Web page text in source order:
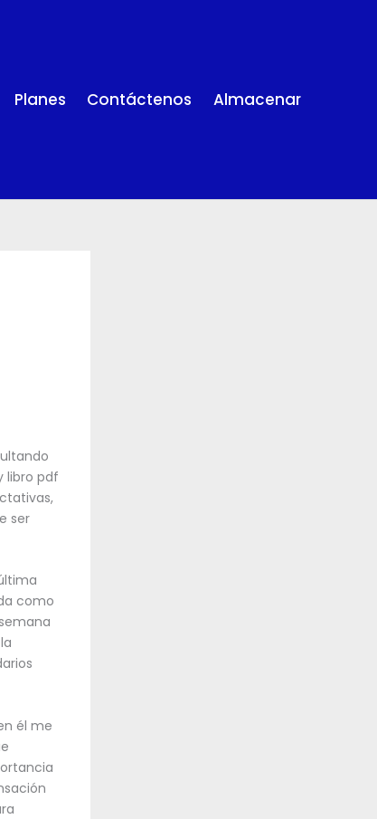
Planes Contáctenos Almacenar
libro pdf
ser
como
él me